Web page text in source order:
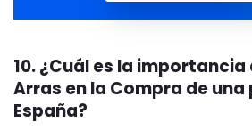
10. ¿Cuál es la
Arras en la Compra de
España?